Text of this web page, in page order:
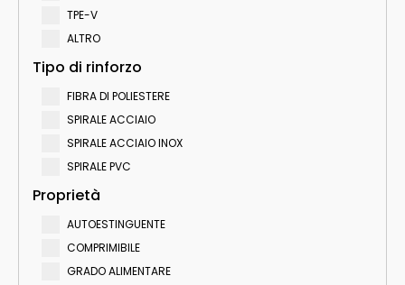
TPE-V
ALTRO
Tipo di rinforzo
FIBRA DI POLIESTERE
SPIRALE ACCIAIO
SPIRALE ACCIAIO INOX
SPIRALE PVC
Proprietà
AUTOESTINGUENTE
COMPRIMIBILE
GRADO ALIMENTARE